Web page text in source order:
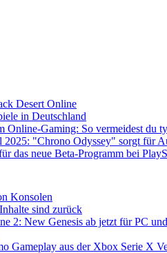
Desert Online
in Deutschland
Online-Gaming: So vermeidest du
"Chrono Odyssey" sorgt für
das neue Beta-Programm bei
Konsolen
sind zurück
2: New Genesis ab jetzt für PC
Gameplay aus der Xbox Serie X